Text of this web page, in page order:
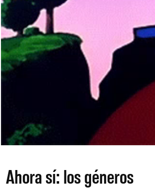
Ahora sí: los géneros